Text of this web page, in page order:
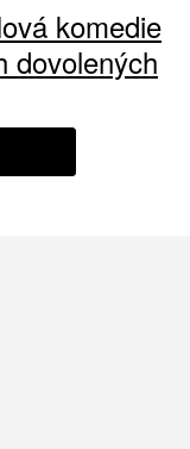
komedie
dovolených